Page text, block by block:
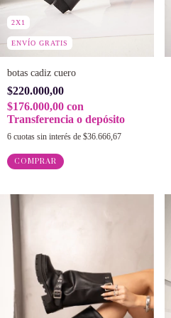
2X1
ENVÍO GRATIS
botas cadiz cuero
$220.000,00
$176.000,00 con
Transferencia o depósito
6 cuotas sin interés de $36.666,67
COMPRAR